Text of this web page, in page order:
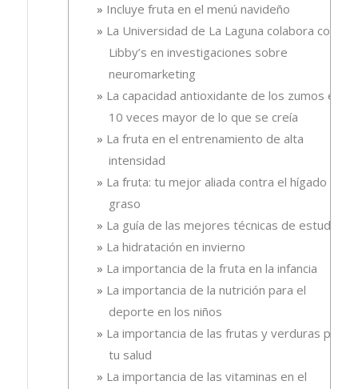
Incluye fruta en el menú navideño
La Universidad de La Laguna colabora con
Libby’s en investigaciones sobre
neuromarketing
La capacidad antioxidante de los zumos es
10 veces mayor de lo que se creía
La fruta en el entrenamiento de alta
intensidad
La fruta: tu mejor aliada contra el hígado
graso
La guía de las mejores técnicas de estudio
La hidratación en invierno
La importancia de la fruta en la infancia
La importancia de la nutrición para el
deporte en los niños
La importancia de las frutas y verduras para
tu salud
La importancia de las vitaminas en el